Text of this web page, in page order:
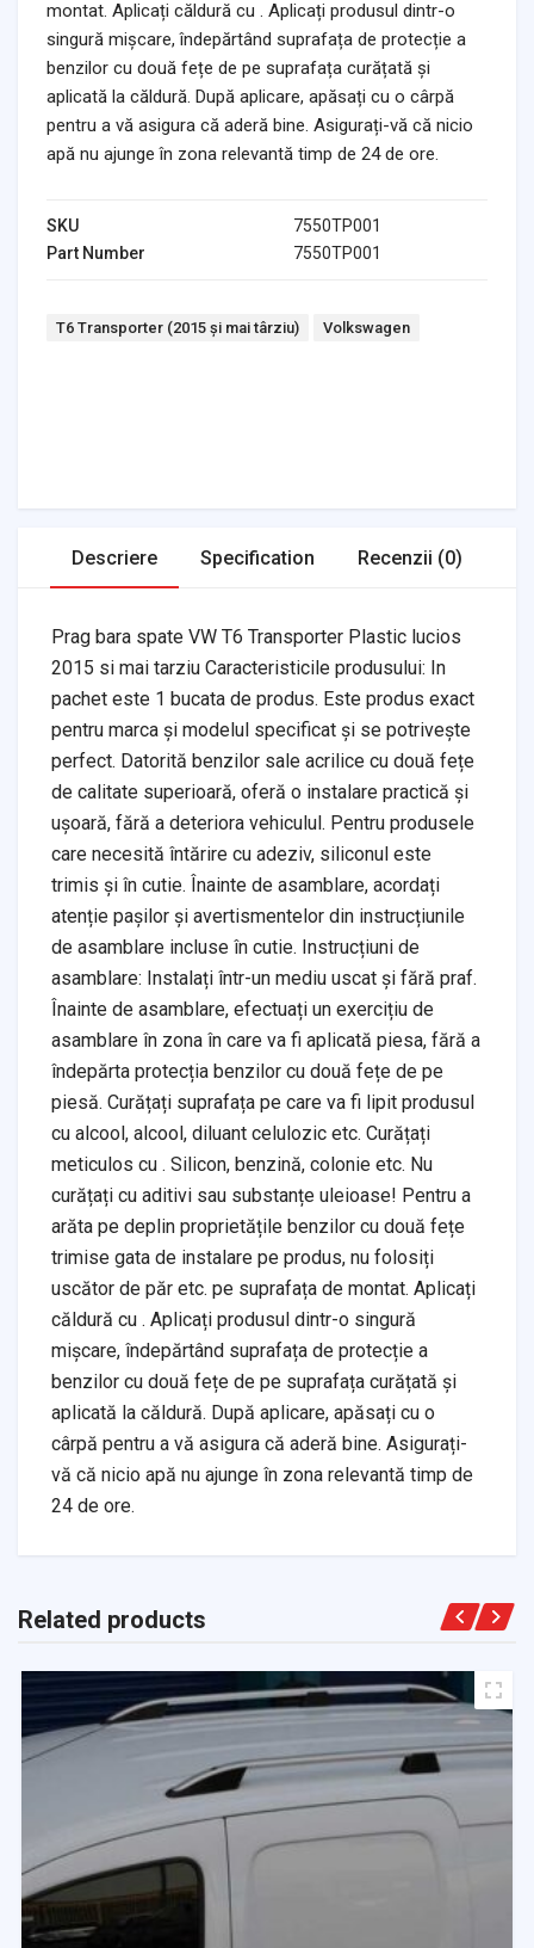
montat. Aplicați căldură cu . Aplicați produsul dintr-o
singură mișcare, îndepărtând suprafața de protecție a
benzilor cu două fețe de pe suprafața curățată și
aplicată la căldură. După aplicare, apăsați cu o cârpă
pentru a vă asigura că aderă bine. Asigurați-vă că nicio
apă nu ajunge în zona relevantă timp de 24 de ore.
SKU
7550TP001
Part Number
7550TP001
Tags:
T6 Transporter (2015 și mai târziu) Volkswagen
Descriere Specification Recenzii (0)
Prag bara spate VW T6 Transporter Plastic lucios
2015 si mai tarziu Caracteristicile produsului: In
pachet este 1 bucata de produs. Este produs exact
pentru marca și modelul specificat și se potrivește
perfect. Datorită benzilor sale acrilice cu două fețe
de calitate superioară, oferă o instalare practică și
ușoară, fără a deteriora vehiculul. Pentru produsele
care necesită întărire cu adeziv, siliconul este
trimis și în cutie. Înainte de asamblare, acordați
atenție pașilor și avertismentelor din instrucțiunile
de asamblare incluse în cutie. Instrucțiuni de
asamblare: Instalați într-un mediu uscat și fără praf.
Înainte de asamblare, efectuați un exercițiu de
asamblare în zona în care va fi aplicată piesa, fără a
îndepărta protecția benzilor cu două fețe de pe
piesă. Curățați suprafața pe care va fi lipit produsul
cu alcool, alcool, diluant celulozic etc. Curățați
meticulos cu . Silicon, benzină, colonie etc. Nu
curățați cu aditivi sau substanțe uleioase! Pentru a
arăta pe deplin proprietățile benzilor cu două fețe
trimise gata de instalare pe produs, nu folosiți
uscător de păr etc. pe suprafața de montat. Aplicați
căldură cu . Aplicați produsul dintr-o singură
mișcare, îndepărtând suprafața de protecție a
benzilor cu două fețe de pe suprafața curățată și
aplicată la căldură. După aplicare, apăsați cu o
cârpă pentru a vă asigura că aderă bine. Asigurați-
vă că nicio apă nu ajunge în zona relevantă timp de
24 de ore.
Related products